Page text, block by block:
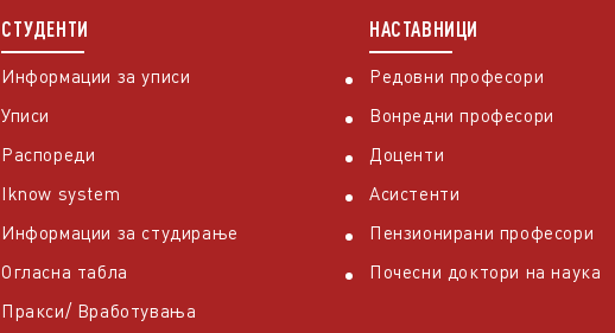
СТУДЕНТИ
Информации за уписи
Уписи
Распореди
Iknow system
Информации за студирање
Огласна табла
Пракси/ Вработувања
НАСТАВНИЦИ
Редовни професори
Вонредни професори
Доценти
Асистенти
Пензионирани професори
Почесни доктори на наука